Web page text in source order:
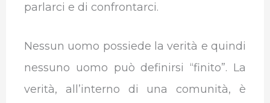
parlarci e di confrontarci.
Nessun uomo possiede la verità e quindi
nessuno uomo può definirsi “finito”. La
verità, all’interno di una comunità, è